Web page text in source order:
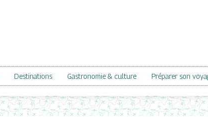
Destinations Gastronomie & culture Préparer son